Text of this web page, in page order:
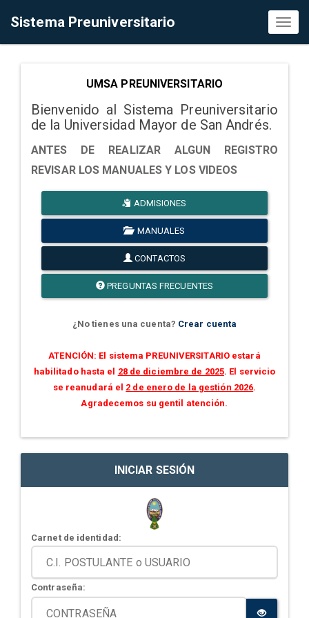
Sistema Preuniversitario
UMSA PREUNIVERSITARIO
Bienvenido al Sistema Preuniversitario
de la Universidad Mayor de San Andrés.
ANTES DE REALIZAR ALGUN REGISTRO
REVISAR LOS MANUALES Y LOS VIDEOS
ADMISIONES
MANUALES
CONTACTOS
PREGUNTAS FRECUENTES
¿No tienes una cuenta? Crear cuenta
ATENCIÓN: El sistema PREUNIVERSITARIO estará
habilitado hasta el 28 de diciembre de 2025. El servicio
se reanudará el 2 de enero de la gestión 2026.
Agradecemos su gentil atención.
INICIAR SESIÓN
Carnet de identidad:
Contraseña: